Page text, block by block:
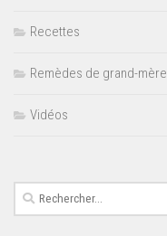
Recettes
Remèdes de grand-mère
Vidéos
Rechercher :